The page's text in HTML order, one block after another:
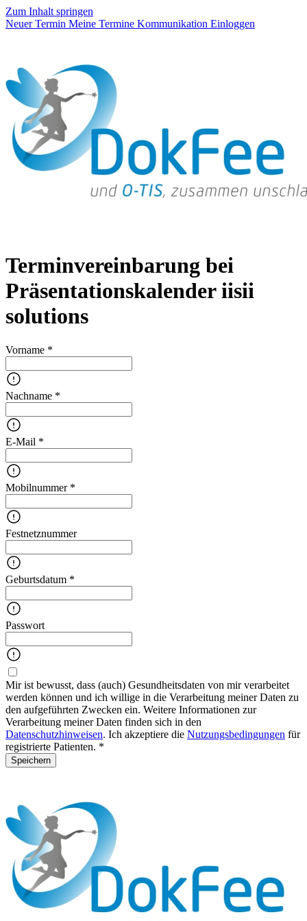
Zum Inhalt springen
Neuer Termin Meine Termine Kommunikation Einloggen
Terminvereinbarung bei
Präsentationskalender iisii
solutions
Vorname *
Nachname *
E-Mail *
Mobilnummer *
Festnetznummer
Geburtsdatum *
Passwort
Mir ist bewusst, dass (auch) Gesundheitsdaten von mir verarbeitet
werden können und ich willige in die Verarbeitung meiner Daten zu
den aufgeführten Zwecken ein. Weitere Informationen zur
Verarbeitung meiner Daten finden sich in den
Datenschutzhinweisen. Ich akzeptiere die Nutzungsbedingungen für
registrierte Patienten. *
Speichern